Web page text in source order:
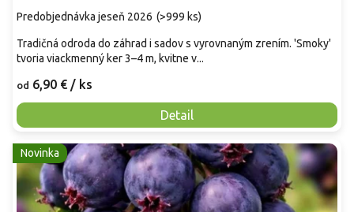
Predobjednávka jeseň 2026 (>999 ks)
od 6,90 € / ks
Detail
Tradičná odroda do záhrad i sadov s vyrovnaným zrením. 'Smoky'
tvoria viackmenný ker 3–4 m, kvitne v...
Novinka